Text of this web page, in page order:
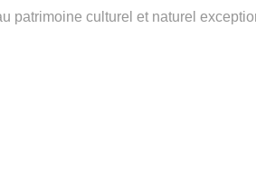
patrimoine culturel et naturel